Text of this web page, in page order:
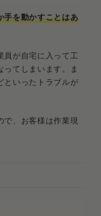
手を動かすことはあ
員が自宅に入って工
ってしまいます。ま
といったトラブルが
で、お客様は作業現